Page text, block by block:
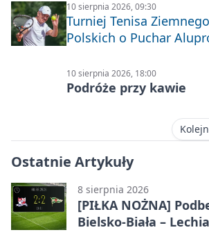
10 sierpnia 2026, 09:30
Turniej Tenisa
Polskich o Puchar
Puchar Prezydenta
Białej
10 sierpnia 2026, 18:00
Podróże przy kawie
Ostatnie Artykuły
8 sierpnia 2026
[PIŁKA NOŻNA]
Bielsko-Biała –